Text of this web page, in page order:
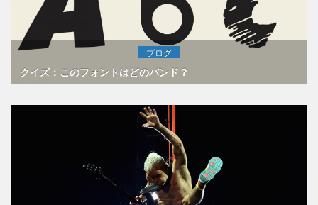
ブログ
クイズ：このフォントはどのバンド？